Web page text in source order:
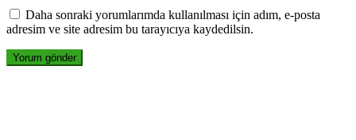
Daha sonraki yorumlarımda kullanılması için adım, e-posta
adresim ve site adresim bu tarayıcıya kaydedilsin.